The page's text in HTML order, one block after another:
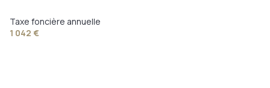
Taxe foncière annuelle
1 042 €